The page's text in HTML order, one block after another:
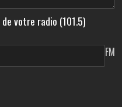
votre radio (101.5)
FM